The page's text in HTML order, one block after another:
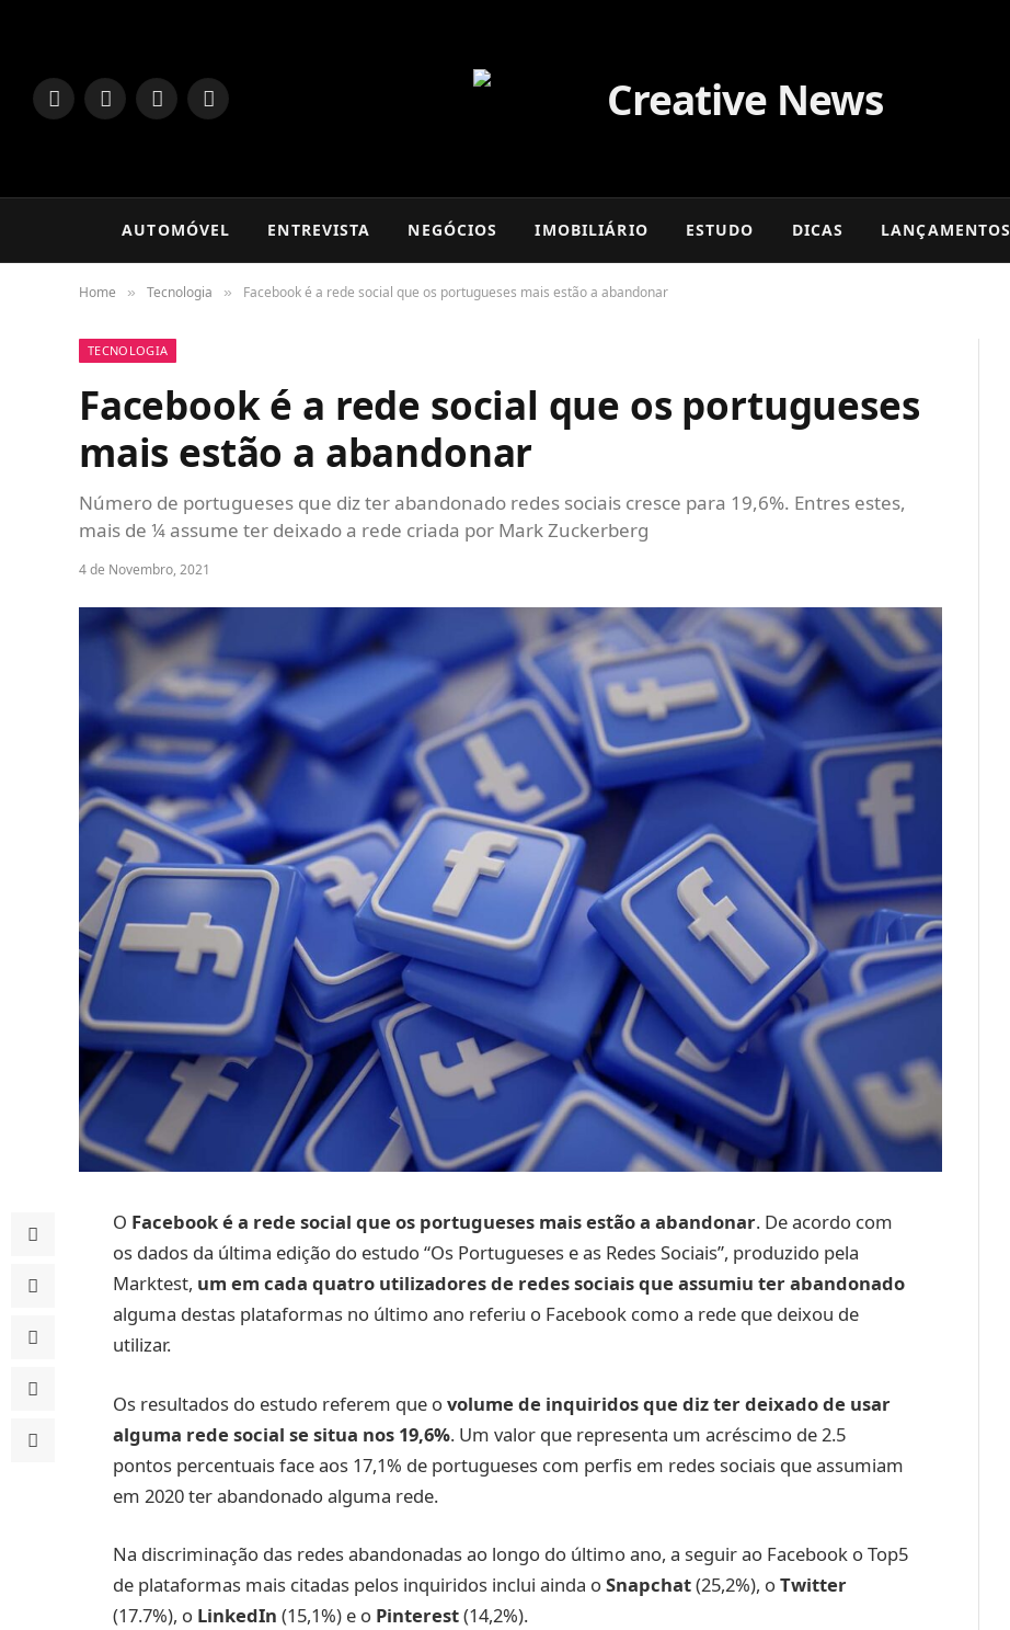
LinkedInFacebookInstagram
TikTok
AUTOMÓVEL ENTREVISTA NEGÓCIOS IMOBILIÁRIO ESTUDO DICAS LANÇAMENTOS
Home » Tecnologia » Facebook é a rede social que os portugueses mais estão a abandonar
TECNOLOGIA
Facebook é a rede social que os portugueses
mais estão a abandonar
Número de portugueses que diz ter abandonado redes sociais cresce para 19,6%. Entres estes,
mais de ¼ assume ter deixado a rede criada por Mark Zuckerberg
4 de Novembro, 2021
O Facebook é a rede social que os portugueses mais estão a abandonar. De acordo com
os dados da última edição do estudo “Os Portugueses e as Redes Sociais”, produzido pela
Marktest, um em cada quatro utilizadores de redes sociais que assumiu ter abandonado
alguma destas plataformas no último ano referiu o Facebook como a rede que deixou de
utilizar.
Os resultados do estudo referem que ovolume de inquiridos que diz ter deixado de usar
alguma rede social se situa nos 19,6%. Um valor que representa um acréscimo de 2.5
pontos percentuais face aos 17,1% de portugueses com perfis em redes sociais que assumiam
em 2020 ter abandonado alguma rede.
Na discriminação das redes abandonadas ao longo do último ano, a seguir ao Facebook o Top5
de plataformas mais citadas pelos inquiridos inclui ainda oSnapchat(25,2%), oTwitter
(17.7%), o LinkedIn (15,1%) e o Pinterest(14,2%).